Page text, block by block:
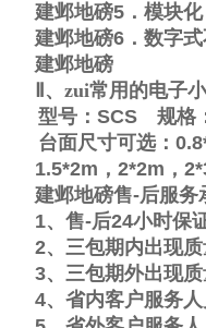
建邺地磅5 ．模块
建邺地磅6 ．数字
建邺地磅
、zui常用的电子
型号： SCS
规格
台面尺寸可选：
1.5*2m ， 2*2m ，
建邺地磅售-后服务
1、售-后24小时保
2、三包期内出现
3、三包期外出现
4、省内客户服务